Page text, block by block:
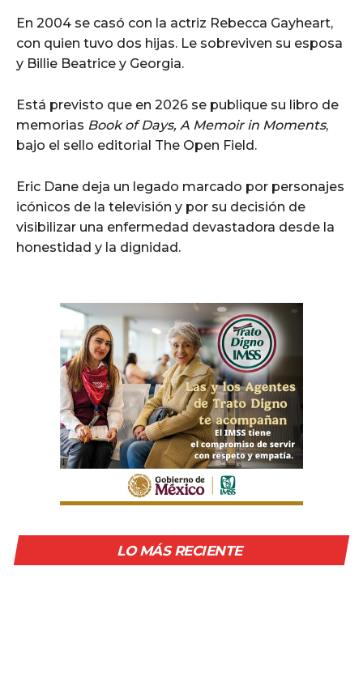
En 2004 se casó con la actriz Rebecca Gayheart,
con quien tuvo dos hijas. Le sobreviven su esposa
y Billie Beatrice y Georgia.
Está previsto que en 2026 se publique su libro de
memorias Book of Days, A Memoir in Moments,
bajo el sello editorial The Open Field.
Eric Dane deja un legado marcado por personajes
icónicos de la televisión y por su decisión de
visibilizar una enfermedad devastadora desde la
honestidad y la dignidad.
LO MÁS RECIENTE